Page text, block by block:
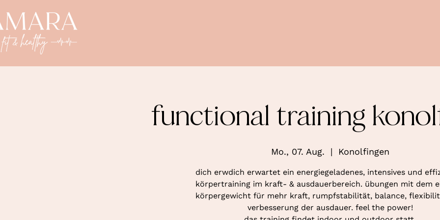
functional training
Mo., 07. Aug.
  |
Konolfingen
dich erwdich erwartet ein energiegeladenes, intensives und
körpertraining im kraft- & ausdauerbereich. übungen mit dem
körpergewicht für mehr kraft, rumpfstabilität, balance,
verbesserung der ausdauer. feel the power!